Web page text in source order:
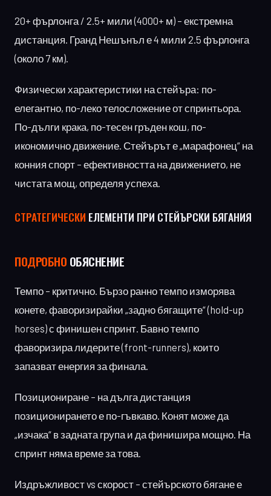
20+ фърлонга / 2.5+ мили (4000+ м) – екстремна
дистанция. Гранд Нешънъл е 4 мили 2.5 фърлонга
(около 7 км).
Физически характеристики на стейъра: по-
елегантно, по-леко телосложение от спринтьора.
По-дълги крака, по-тесен гръден кош, по-
икономично движение. Стейърът е „марафонец“ на
конния спорт – ефективността на движението, не
чистата мощ, определя успеха.
СТРАТЕГИЧЕСКИ ЕЛЕМЕНТИ ПРИ СТЕЙЪРСКИ БЯГАНИЯ
ПОДРОБНО ОБЯСНЕНИЕ
Темпо – критично. Бързо ранно темпо изморява
конете, фаворизирайки „задно бягащите“ (hold-up
horses) с финишен спринт. Бавно темпо
фаворизира лидерите (front-runners), които
запазват енергия за финала.
Позициониране – на дълга дистанция
позиционирането е по-гъвкаво. Конят може да
„изчака“ в задната група и да финишира мощно. На
спринт няма време за това.
Издръжливост vs скорост – стейърското бягане е